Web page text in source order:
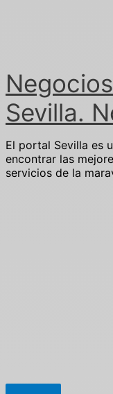
Sevilla.
El portal Sevilla es
encontrar las
servicios de la